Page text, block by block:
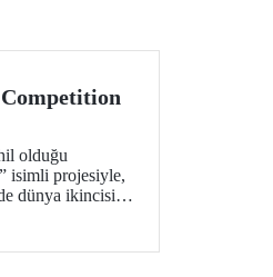
Aksiyon Üyeleri
olduğu
isimli projesiyle,
dünya ikincisi